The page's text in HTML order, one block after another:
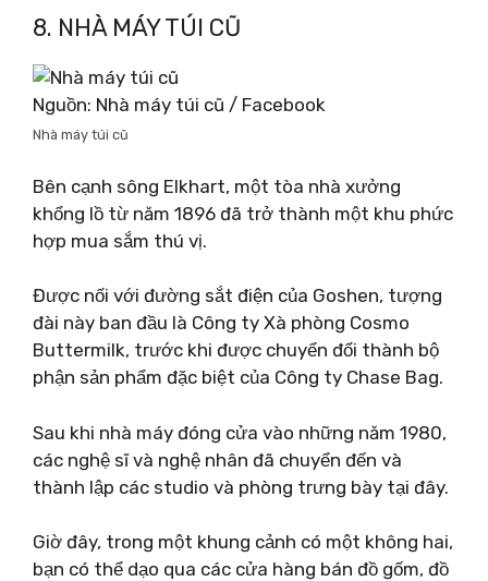
8. NHÀ MÁY TÚI CŨ
Nguồn: Nhà máy túi cũ / Facebook
Nhà máy túi cũ
Bên cạnh sông Elkhart, một tòa nhà xưởng
khổng lồ từ năm 1896 đã trở thành một khu phức
hợp mua sắm thú vị.
Được nối với đường sắt điện của Goshen, tượng
đài này ban đầu là Công ty Xà phòng Cosmo
Buttermilk, trước khi được chuyển đổi thành bộ
phận sản phẩm đặc biệt của Công ty Chase Bag.
Sau khi nhà máy đóng cửa vào những năm 1980,
các nghệ sĩ và nghệ nhân đã chuyển đến và
thành lập các studio và phòng trưng bày tại đây.
Giờ đây, trong một khung cảnh có một không hai,
bạn có thể dạo qua các cửa hàng bán đồ gốm, đồ